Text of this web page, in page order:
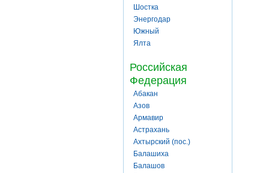
Шостка
Энергодар
Южный
Ялта
Российская
Федерация
Абакан
Азов
Армавир
Астрахань
Ахтырский (пос.)
Балашиха
Балашов